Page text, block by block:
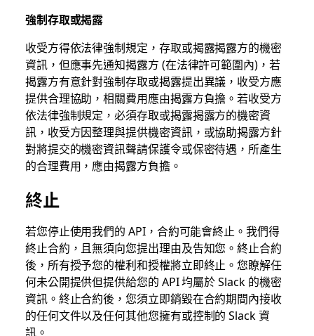
強制存取或揭露
收受方得依法律強制規定，存取或揭露揭露方的機密
資訊，但應事先通知揭露方 (在法律許可範圍內)，若
揭露方有意針對強制存取或揭露提出異議，收受方應
提供合理協助，相關費用應由揭露方負擔。若收受方
依法律強制規定，必須存取或揭露揭露方的機密資
訊，收受方因整理與提供機密資訊，或協助揭露方針
對將提交的機密資訊聲請保護令或保密待遇，所產生
的合理費用，應由揭露方負擔。
終止
若您停止使用我們的 API，合約可能會終止。我們得
終止合約，且無須向您提出理由及告知您。終止合約
後，所有授予您的權利和授權將立即終止。您瞭解任
何未公開提供但提供給您的 API 均屬於 Slack 的機密
資訊。終止合約後，您須立即銷毀在合約期間內接收
的任何文件以及任何其他您擁有或控制的 Slack 資
訊。